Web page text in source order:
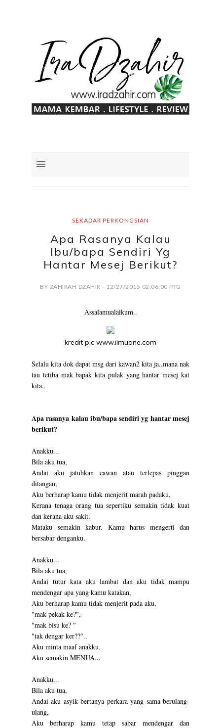
SEKADAR PERKONGSIAN
Apa Rasanya Kalau
Ibu/bapa Sendiri Yg
Hantar Mesej Berikut?
BY ZAHIRAH DZAHIR - 12/27/2015 02:06:00 PTG
Assalamualaikum..
kredit pic www.ilmuone.com
Selalu kita dok dapat msg dari kawan2 kita ja..mana nak
tau tetiba mak bapak kita pulak yang hantar mesej kat
kita..
Apa rasanya kalau ibu/bapa sendiri yg hantar mesej
berikut?
Anakku...
Bila aku tua,
Andai aku jatuhkan cawan atau terlepas pinggan
ditangan,
Aku berharap kamu tidak menjerit marah padaku,
Kerana tenaga orang tua sepertiku semakin tidak kuat
dan kerana aku sakit.
Mataku semakin kabur. Kamu harus mengerti dan
bersabar denganku.
Anakku...
Bila aku tua,
Andai tutur kata aku lambat dan aku tidak mampu
mendengar apa yang kamu katakan,
Aku berharap kamu tidak menjerit pada aku,
"mak pekak ke?",
"mak bisu ke? "
"tak dengar ker??"..
Aku minta maaf anakku.
Aku semakin MENUA...
Anakku...
Bila aku tua,
Andai aku asyik bertanya perkara yang sama berulang-
ulang,
Aku berharap kamu tetap sabar mendengar dan